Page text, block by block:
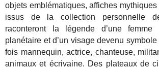
objets emblématiques, affiches
issus de la collection personnelle
raconteront la légende d’une femme
planétaire et d’un visage devenu
fois mannequin, actrice, chanteuse,
animaux et écrivaine. Des plateaux de